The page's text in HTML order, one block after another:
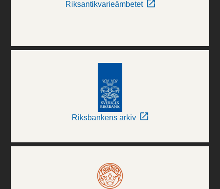
Riksantikvarieämbetet
Riksbankens arkiv